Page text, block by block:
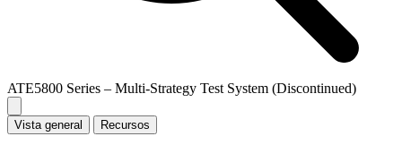
ATE5800 Series – Multi-Strategy Test System (Discontinued)
Vista general Recursos